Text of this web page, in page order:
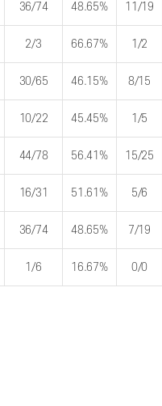
36/74 48.65% 11/19
2/3 66.67% 1/2
30/65 46.15% 8/15
10/22 45.45% 1/5
44/78 56.41% 15/25
16/31 51.61% 5/6
36/74 48.65% 7/19
1/6 16.67% 0/0